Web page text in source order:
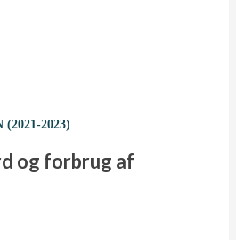
(2021-2023)
og forbrug af